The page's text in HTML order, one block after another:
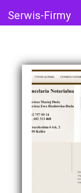
Serwis-Firmy